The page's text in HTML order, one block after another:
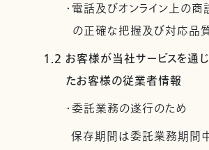
・電話及びオンライン上の
の正確な把握及び対応品
1.2 お客様が当社サービスを通
たお客様の従業者情報
・委託業務の遂行のため
保存期間は委託業務期間